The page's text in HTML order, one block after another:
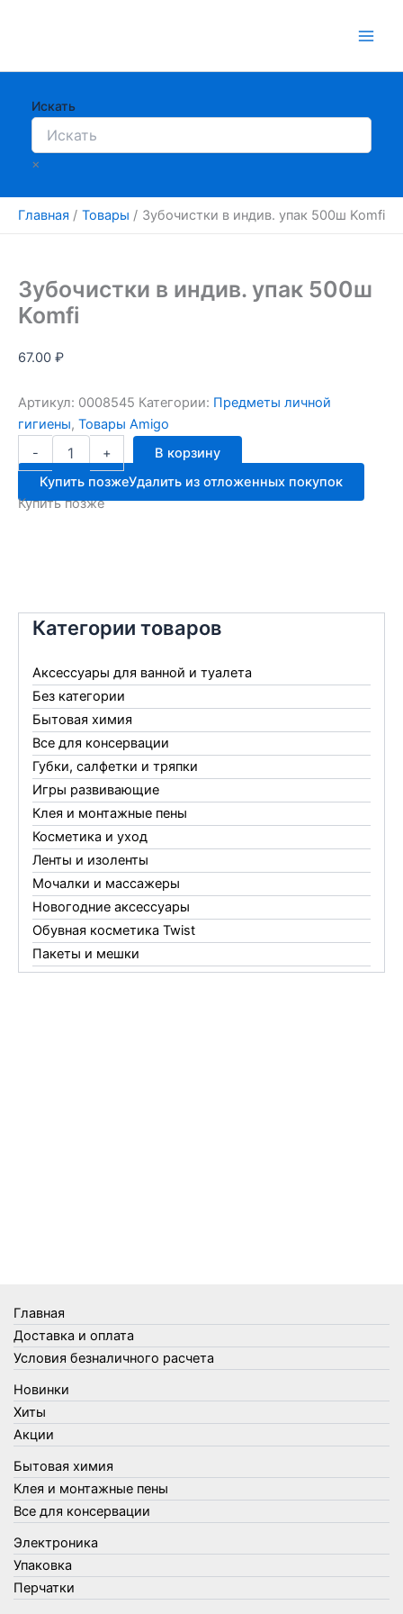
Искать
×
Главная Товары Зубочистки в индив. упак 500ш Komfi
Категории товаров
Аксессуары для ванной и туалета
Без категории
Бытовая химия
Все для консервации
Губки, салфетки и тряпки
Игры развивающие
Клея и монтажные пены
Косметика и уход
Ленты и изоленты
Мочалки и массажеры
Новогодние аксессуары
Обувная косметика Twist
Пакеты и мешки
Перчатки
Товары для кухни
Товары для сада и огорода
Товары для туризма и отдыха
Упаковка
Утеплители и прочее
Фонари, лампы и удлинители
Хозяйственные товары
Швабры, стекломои, черенки и насадки
Шнуры, веревки и шпагаты
Электроника
Элементы питания
Зубочистки в индив. упак 500ш
Komfi
67.00 ₽
Артикул: 0008545 Категории: Предметы личной
гигиены, Товары Amigo
-
Количество
товара
Зубочистки
в
индив.
+
В корзину
Купить позжеУдалить из отложенных покупок
Купить позже
Главная
Доставка и оплата
Условия безналичного расчета
Новинки
Хиты
Акции
Бытовая химия
Клея и монтажные пены
Все для консервации
Электроника
Упаковка
Перчатки